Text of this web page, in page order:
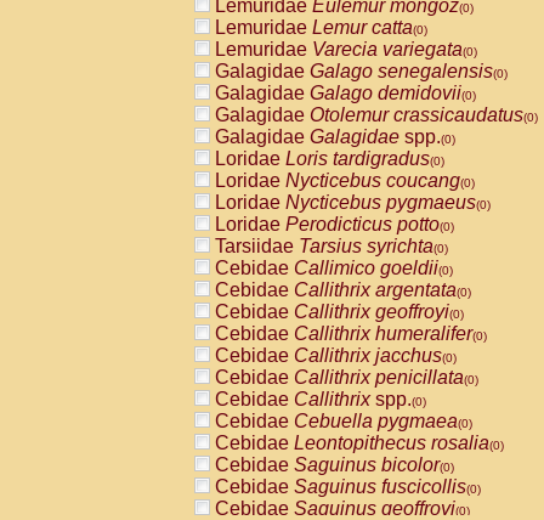
Lemuridae Eulemur mongoz(0)
Lemuridae Lemur catta(0)
Lemuridae Varecia variegata(0)
Galagidae Galago senegalensis(0)
Galagidae Galago demidovii(0)
Galagidae Otolemur crassicaudatus(0)
Galagidae Galagidae spp.(0)
Loridae Loris tardigradus(0)
Loridae Nycticebus coucang(0)
Loridae Nycticebus pygmaeus(0)
Loridae Perodicticus potto(0)
Tarsiidae Tarsius syrichta(0)
Cebidae Callimico goeldii(0)
Cebidae Callithrix argentata(0)
Cebidae Callithrix geoffroyi(0)
Cebidae Callithrix humeralifer(0)
Cebidae Callithrix jacchus(0)
Cebidae Callithrix penicillata(0)
Cebidae Callithrixspp.(0)
Cebidae Cebuella pygmaea(0)
Cebidae Leontopithecus rosalia(0)
Cebidae Saguinus bicolor(0)
Cebidae Saguinus fuscicollis(0)
Cebidae Saguinus geoffroyi(0)